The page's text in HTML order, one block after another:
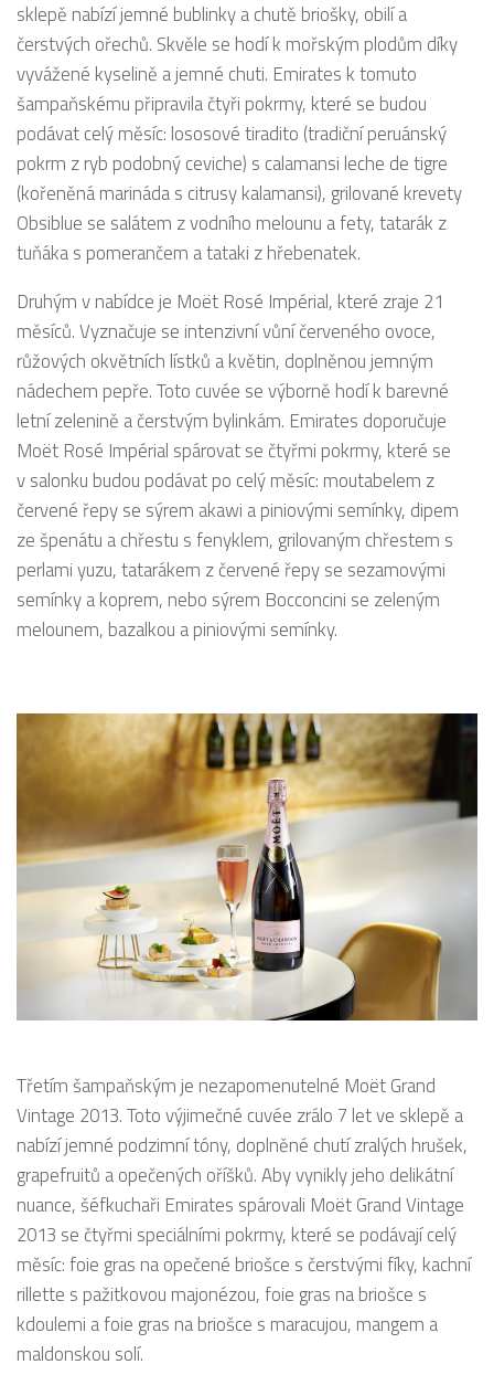
sklepě nabízí jemné bublinky a chutě briošky, obilí a
čerstvých ořechů. Skvěle se hodí k mořským plodům díky
vyvážené kyselině a jemné chuti. Emirates k tomuto
šampaňskému připravila čtyři pokrmy, které se budou
podávat celý měsíc: lososové tiradito (tradiční peruánský
pokrm z ryb podobný ceviche) s calamansi leche de tigre
(kořeněná marináda s citrusy kalamansi), grilované krevety
Obsiblue se salátem z vodního melounu a fety, tatarák z
tuňáka s pomerančem a tataki z hřebenatek.
Druhým v nabídce je Moët Rosé Impérial, které zraje 21
měsíců. Vyznačuje se intenzivní vůní červeného ovoce,
růžových okvětních lístků a květin, doplněnou jemným
nádechem pepře. Toto cuvée se výborně hodí k barevné
letní zelenině a čerstvým bylinkám. Emirates doporučuje
Moët Rosé Impérial spárovat se čtyřmi pokrmy, které se
v salonku budou podávat po celý měsíc: moutabelem z
červené řepy se sýrem akawi a piniovými semínky, dipem
ze špenátu a chřestu s fenyklem, grilovaným chřestem s
perlami yuzu, tatarákem z červené řepy se sezamovými
semínky a koprem, nebo sýrem Bocconcini se zeleným
melounem, bazalkou a piniovými semínky.
Třetím šampaňským je nezapomenutelné Moët Grand
Vintage 2013. Toto výjimečné cuvée zrálo 7 let ve sklepě a
nabízí jemné podzimní tóny, doplněné chutí zralých hrušek,
grapefruitů a opečených oříšků. Aby vynikly jeho delikátní
nuance, šéfkuchaři Emirates spárovali Moët Grand Vintage
2013 se čtyřmi speciálními pokrmy, které se podávají celý
měsíc: foie gras na opečené briošce s čerstvými fíky, kachní
rillette s pažitkovou majonézou, foie gras na briošce s
kdoulemi a foie gras na briošce s maracujou, mangem a
maldonskou solí.